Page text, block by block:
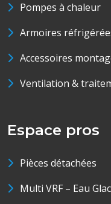
Pompes à chaleur
Armoires
Accessoires
Ventilation &
Espace pros
Pièces détachées
Multi VRF – Eau